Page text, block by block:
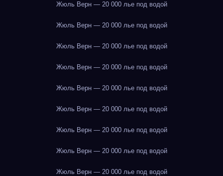
Жюль Верн — 20 000 лье под водой
Жюль Верн — 20 000 лье под водой
Жюль Верн — 20 000 лье под водой
Жюль Верн — 20 000 лье под водой
Жюль Верн — 20 000 лье под водой
Жюль Верн — 20 000 лье под водой
Жюль Верн — 20 000 лье под водой
Жюль Верн — 20 000 лье под водой
Жюль Верн — 20 000 лье под водой